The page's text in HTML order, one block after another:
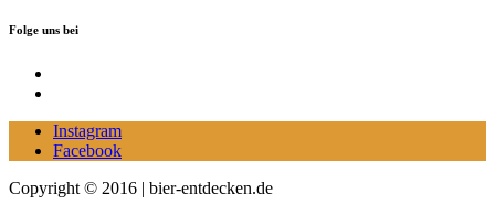
Folge uns bei
Instagram
Facebook
Copyright © 2016 | bier-entdecken.de